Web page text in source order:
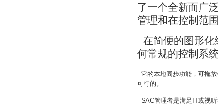
了一个全新而广
管理和在控制范
在简便的图形化
何常规的控制系
它的本地同步功能，可拖
可行的。
SAC管理者是满足IT或视